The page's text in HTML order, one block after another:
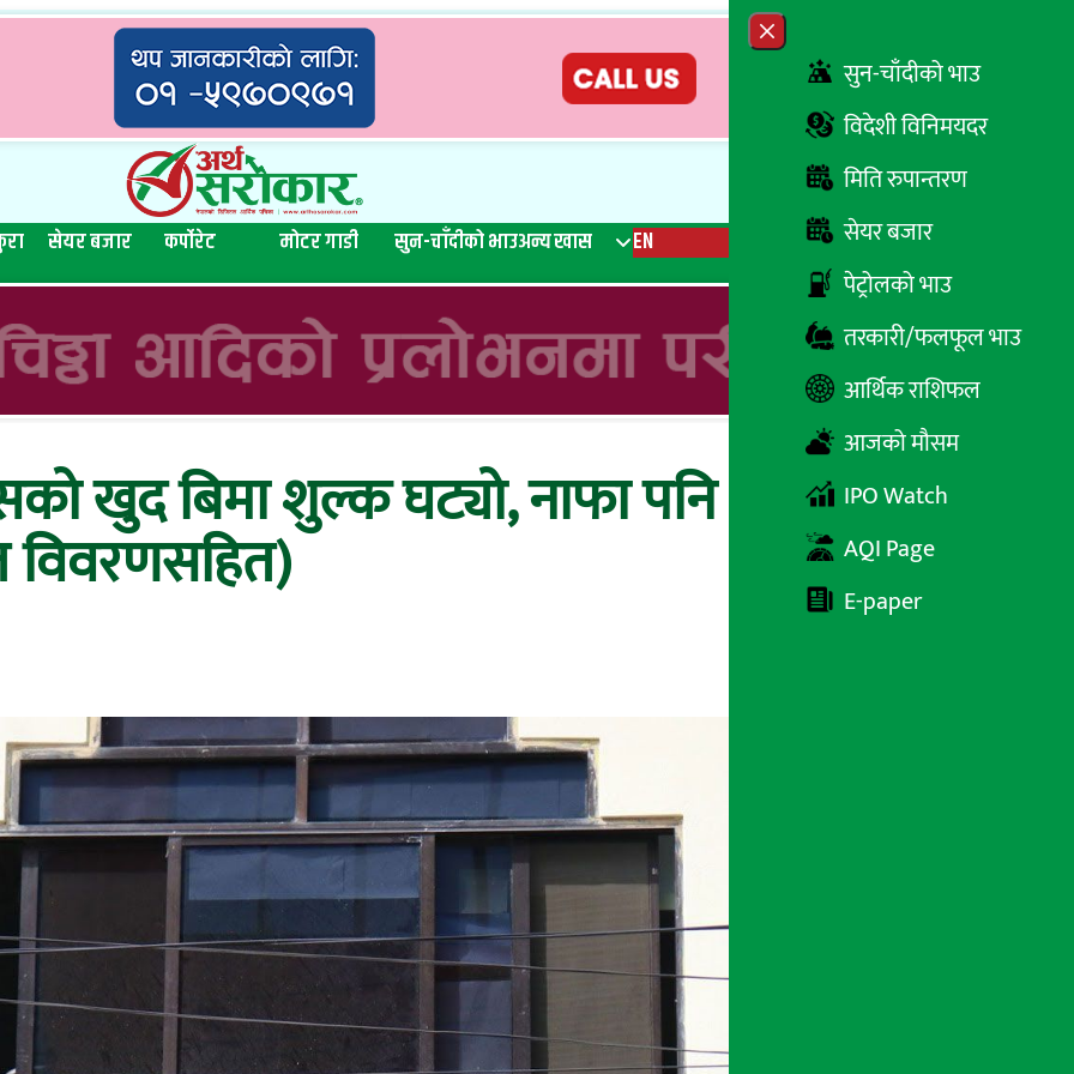
Close menu
सुन-चाँदीको भाउ
विदेशी विनिमयदर
मिति रुपान्तरण
सेयर बजार
पेट्रोलको भाउ
तरकारी/फलफूल भाउ
आर्थिक राशिफल
आजको मौसम
IPO Watch
AQI Page
E-paper
सेयर बजार कर्पोरेट मोटर गाडी सुन-चाँदीको भाउअन्य खास EN रेडियो
खुद बिमा शुल्क घट्यो, नाफा पनि १४.८६
विवरणसहित)